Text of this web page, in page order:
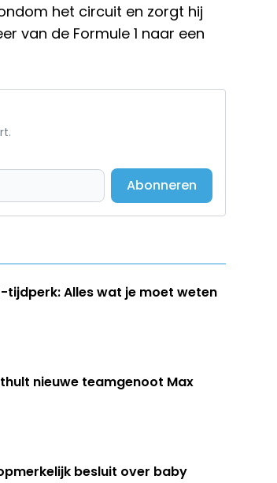
het circuit en zorgt hij
van de Formule 1 naar een
Abonneren
tijdperk: Alles wat je moet weten
nieuwe teamgenoot Max
besluit over baby